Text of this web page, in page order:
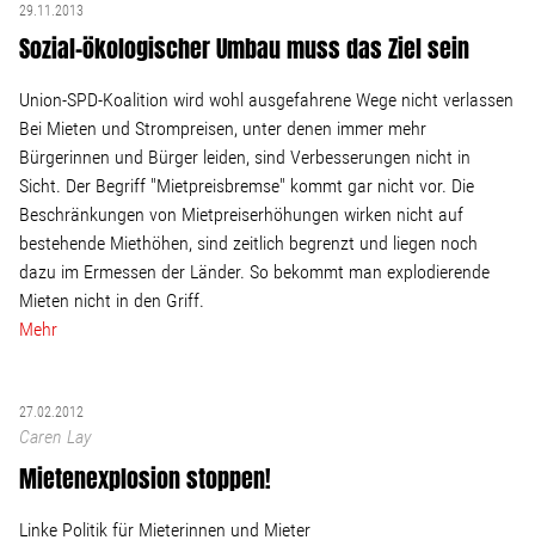
29.11.2013
Sozial-ökologischer Umbau muss das Ziel sein
Union-SPD-Koalition wird wohl ausgefahrene Wege nicht verlassen
Bei Mieten und Strompreisen, unter denen immer mehr
Bürgerinnen und Bürger leiden, sind Verbesserungen nicht in
Sicht. Der Begriff "Mietpreisbremse" kommt gar nicht vor. Die
Beschränkungen von Mietpreiserhöhungen wirken nicht auf
bestehende Miethöhen, sind zeitlich begrenzt und liegen noch
dazu im Ermessen der Länder. So bekommt man explodierende
Mieten nicht in den Griff.
Mehr
27.02.2012
Caren Lay
Mietenexplosion stoppen!
Linke Politik für Mieterinnen und Mieter